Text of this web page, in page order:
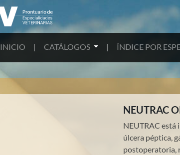
INICIO | CATÁLOGOS | ÍNDICE POR
NEUTRAC
NEUTRAC está
úlcera péptica,
postoperatoria,